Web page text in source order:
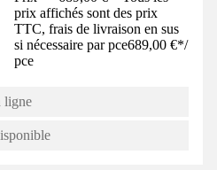
prix affichés sont des prix
TTC, frais de livraison en sus
si nécessaire par pce689,00 €*/
pce
ligne